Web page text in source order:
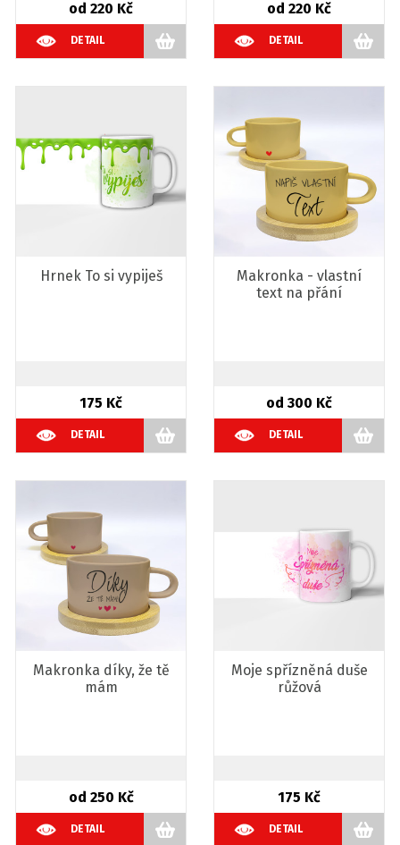
od 220 Kč
DETAIL
od 220 Kč
DETAIL
Hrnek To si vypiješ
175 Kč
DETAIL
Makronka - vlastní
text na přání
od 300 Kč
DETAIL
Makronka díky, že tě
mám
od 250 Kč
DETAIL
Moje spřízněná duše
růžová
175 Kč
DETAIL